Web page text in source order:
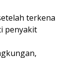
terkena
penyakit